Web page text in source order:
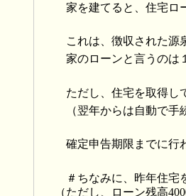
家を建てると、住宅ロ
これは、徴収された源
家のローンと言うのは
ただし、住宅を取得し
（翌年からは自動で手
確定申告期限までに行
＃ちなみに、昨年住宅
（ただし、ローン残高